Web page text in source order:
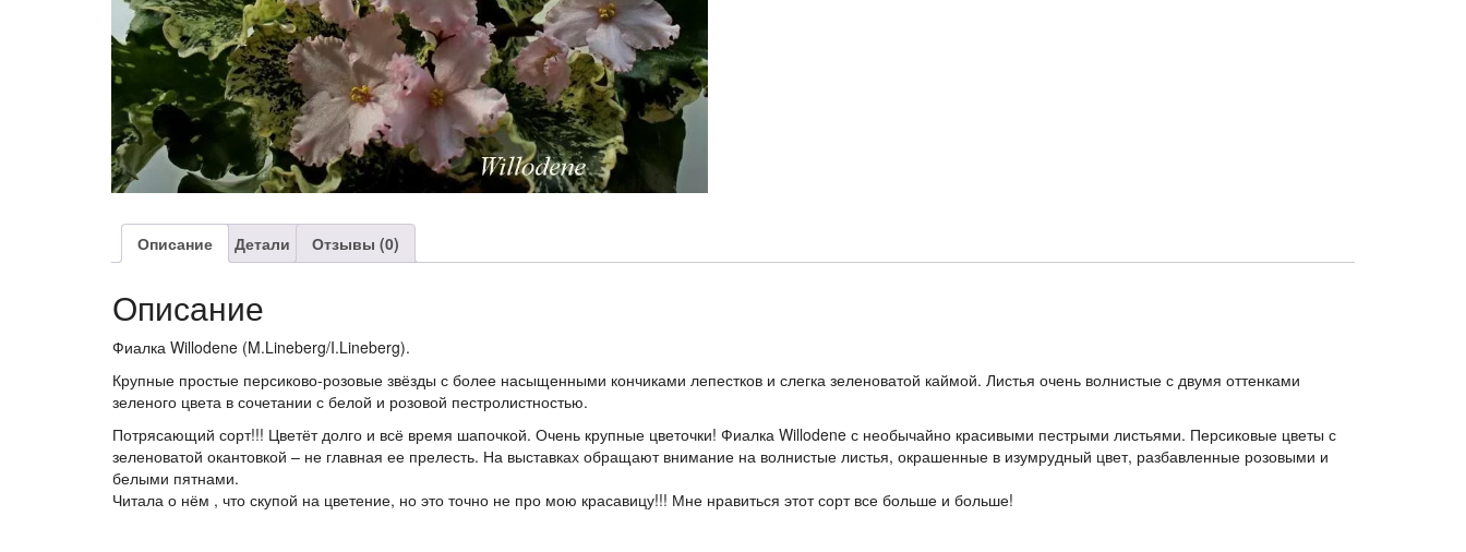
Описание Детали Отзывы (0)
Описание
Фиалка Willodene (M.Lineberg/I.Lineberg).
Крупные простые персиково-розовые звёзды с более насыщенными кончиками лепестков и слегка зеленоватой каймой. Листья очень волнистые с двумя оттенками
зеленого цвета в сочетании с белой и розовой пестролистностью.
Потрясающий сорт!!! Цветёт долго и всё время шапочкой. Очень крупные цветочки! Фиалка Willodene с необычайно красивыми пестрыми листьями. Персиковые цветы с
зеленоватой окантовкой – не главная ее прелесть. На выставках обращают внимание на волнистые листья, окрашенные в изумрудный цвет, разбавленные розовыми и
белыми пятнами.
Читала о нём , что скупой на цветение, но это точно не про мою красавицу!!! Мне нравиться этот сорт все больше и больше!